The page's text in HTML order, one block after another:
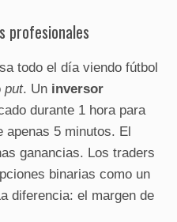
profesionales
todo el día viendo fútbol
put. Un inversor
durante 1 hora para
apenas 5 minutos. El
ganancias. Los traders
binarias como un
diferencia: el margen de